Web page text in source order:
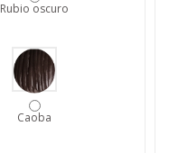
Rubio oscuro
Caoba